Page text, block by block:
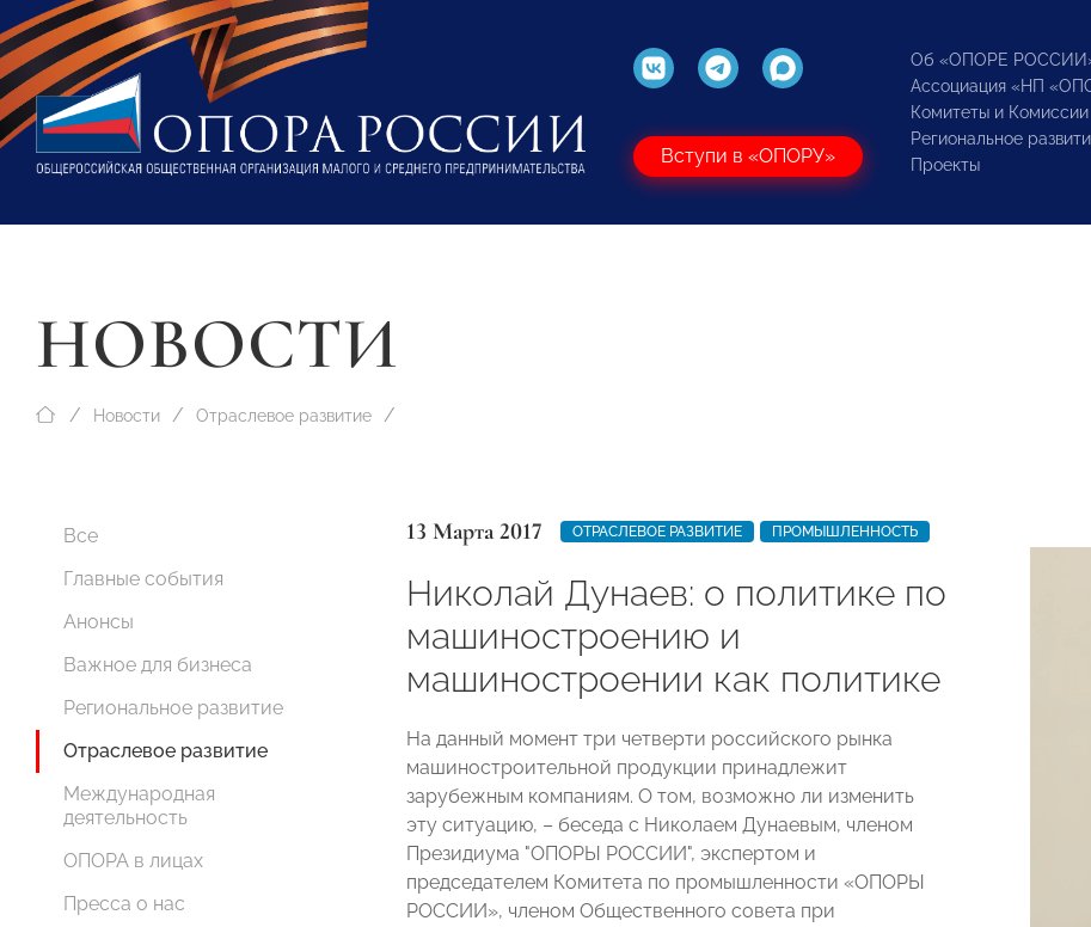
Вступи в «ОПОРУ»
Об «ОПОРЕ
Ассоциация «НП
Комитеты и Комиссии
Региональное
Проекты
НОВОСТИ
Новости Отраслевое развитие
Все
Главные события
Анонсы
Важное для бизнеса
Региональное развитие
Отраслевое развитие
Международная
деятельность
ОПОРА в лицах
Пресса о нас
13 Марта 2017 ОТРАСЛЕВОЕ РАЗВИТИЕ ПРОМЫШЛЕННОСТЬ
Николай Дунаев: о политике по
машиностроению и
машиностроении как политике
На данный момент три четверти российского рынка
машиностроительной продукции принадлежит
зарубежным компаниям. О том, возможно ли изменить
эту ситуацию, – беседа с Николаем Дунаевым, членом
Президиума "ОПОРЫ РОССИИ", экспертом и
председателем Комитета по промышленности «ОПОРЫ
РОССИИ», членом Общественного совета при